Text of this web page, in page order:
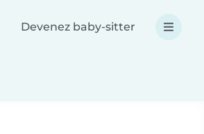
Devenez baby-sitter